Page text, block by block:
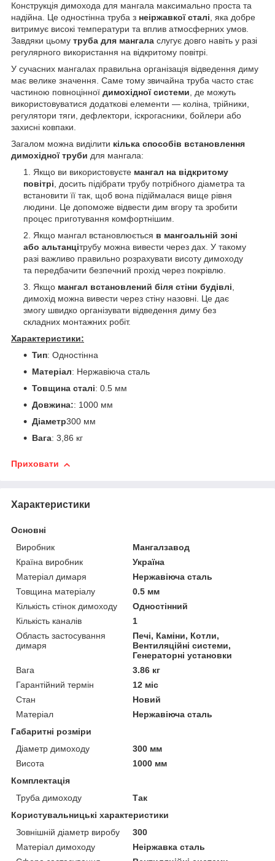
Конструкція димохода для мангала максимально проста та
надійна. Це одностінна труба з неіржавкої сталі, яка добре
витримує високі температури та вплив атмосферних умов.
Завдяки цьому труба для мангала слугує довго навіть у разі
регулярного використання на відкритому повітрі.
У сучасних мангалах правильна організація відведення диму
має велике значення. Саме тому звичайна труба часто стає
частиною повноцінної димохідної системи, де можуть
використовуватися додаткові елементи — коліна, трійники,
регулятори тяги, дефлектори, іскрогасники, бойлери або
захисні ковпаки.
Загалом можна виділити кілька способів встановлення
димохідної труби для мангала:
Якщо ви використовуєте мангал на відкритому
повітрі, досить підібрати трубу потрібного діаметра та
встановити її так, щоб вона підіймалася вище рівня
людини. Це допоможе відвести дим вгору та зробити
процес приготування комфортнішим.
Якщо мангал встановлюється в мангоальній зоні
або альтанцітрубу можна вивести через дах. У такому
разі важливо правильно розрахувати висоту димоходу
та передбачити безпечний прохід через покрівлю.
Якщо мангал встановлений біля стіни будівлі,
димохід можна вивести через стіну назовні. Це дає
змогу швидко організувати відведення диму без
складних монтажних робіт.
Характеристики:
Тип: Одностінна
Матеріал: Нержавіюча сталь
Товщина сталі: 0.5 мм
Довжина:: 1000 мм
Діаметр300 мм
Вага: 3,86 кг
Приховати
Характеристики
Основні
Виробник
Мангалзавод
Країна виробник
Україна
Матеріал димаря
Нержавіюча сталь
Товщина матеріалу
0.5 мм
Кількість стінок димоходу
Одностінний
Кількість каналів
1
Область застосування
димаря
Печі, Каміни, Котли,
Вентиляційні системи,
Генераторні установки
Вага
3.86 кг
Гарантійний термін
12 міс
Стан
Новий
Матеріал
Нержавіюча сталь
Габаритні розміри
Діаметр димоходу
300 мм
Висота
1000 мм
Комплектація
Труба димоходу
Так
Користувальницькі характеристики
Зовнішній діаметр виробу
300
Матеріал димоходу
Неіржавка сталь